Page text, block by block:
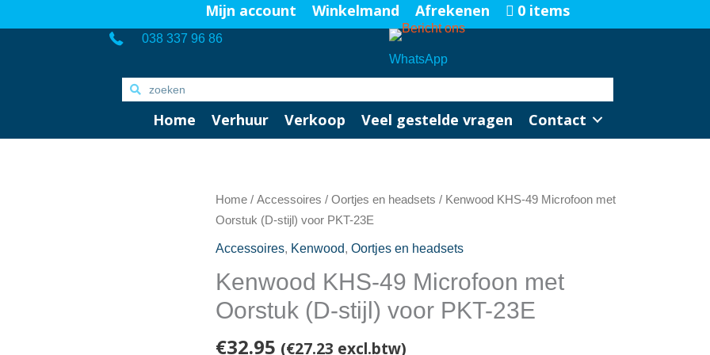
Mijn account Winkelmand Afrekenen 0 items
038 337 96 86
WhatsApp
Home Verhuur Verkoop Veel gestelde vragen Contact
Home / Accessoires / Oortjes en headsets / Kenwood KHS-49 Microfoon met
Oorstuk (D-stijl) voor PKT-23E
Accessoires, Kenwood, Oortjes en headsets
Kenwood KHS-49 Microfoon met
Oorstuk (D-stijl) voor PKT-23E
€32.95 (€27.23 excl.btw)